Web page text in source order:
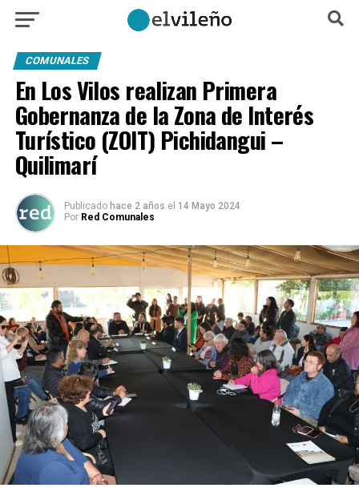
COMUNALES
En Los Vilos realizan Primera
Gobernanza de la Zona de Interés
Turístico (ZOIT) Pichidangui –
Quilimarí
Publicado hace 2 años el 14 Mayo 2024
Por Red Comunales